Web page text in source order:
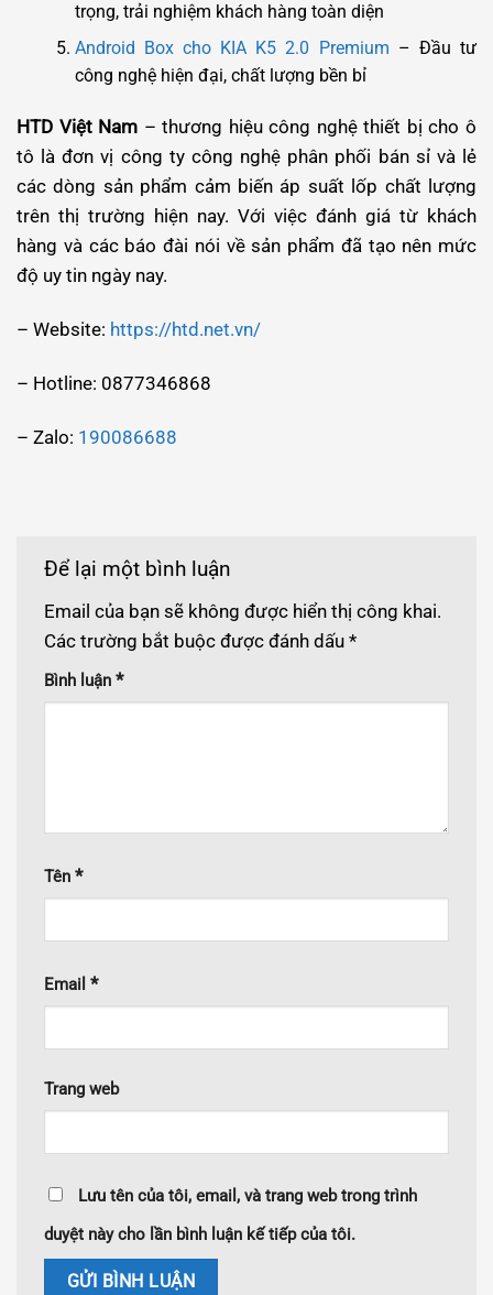
trọng, trải nghiệm khách hàng toàn diện
Android Box cho KIA K5 2.0 Premium – Đầu tư
công nghệ hiện đại, chất lượng bền bỉ
HTD Việt Nam – thương hiệu công nghệ thiết bị cho ô
tô là đơn vị công ty công nghệ phân phối bán sỉ và lẻ
các dòng sản phẩm cảm biến áp suất lốp chất lượng
trên thị trường hiện nay. Với việc đánh giá từ khách
hàng và các báo đài nói về sản phẩm đã tạo nên mức
độ uy tin ngày nay.
– Website: https://htd.net.vn/
– Hotline: 0877346868
– Zalo: 190086688
Để lại một bình luận
Email của bạn sẽ không được hiển thị công khai.
Các trường bắt buộc được đánh dấu *
Bình luận *
Tên *
Email *
Trang web
Lưu tên của tôi, email, và trang web trong trình
duyệt này cho lần bình luận kế tiếp của tôi.